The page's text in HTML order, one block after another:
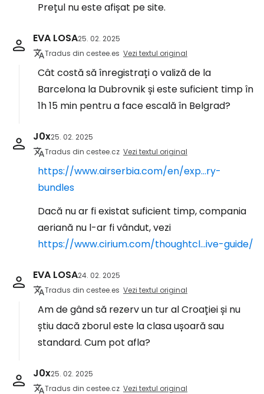
Prețul nu este afișat pe site.
EVA LOSA25. 02. 2025
Tradus din cestee.es Vezi textul original
Cât costă să înregistrați o valiză de la
Barcelona la Dubrovnik și este suficient timp în
1h 15 min pentru a face escală în Belgrad?
J0x25. 02. 2025
Tradus din cestee.cz Vezi textul original
https://www.airserbia.com/en/exp...ry-
bundles
Dacă nu ar fi existat suficient timp, compania
aeriană nu l-ar fi vândut, vezi
https://www.cirium.com/thoughtcl...ive-guide/
EVA LOSA24. 02. 2025
Tradus din cestee.es Vezi textul original
Am de gând să rezerv un tur al Croației și nu
știu dacă zborul este la clasa ușoară sau
standard. Cum pot afla?
J0x25. 02. 2025
Tradus din cestee.cz Vezi textul original